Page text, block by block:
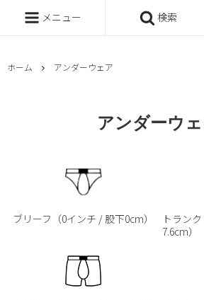
メニュー 検索
ホーム アンダーウェア
アンダーウ
ブリーフ（0インチ / 股下0cm）
トラン
7.6cm）